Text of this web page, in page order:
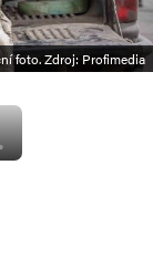
foto. Zdroj: Profimedia